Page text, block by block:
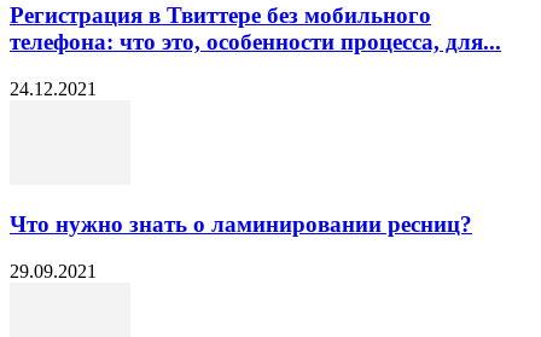
Регистрация в Твиттере без мобильного
телефона: что это, особенности процесса, для...
24.12.2021
Что нужно знать о ламинировании ресниц?
29.09.2021